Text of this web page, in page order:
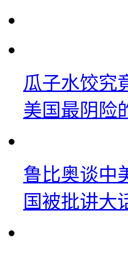
瓜子水饺究
美国最阴险
鲁比奥谈中
国被批讲大